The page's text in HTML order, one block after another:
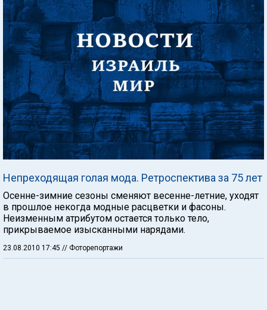
Непреходящая голая мода. Ретроспектива за 75 лет
Осенне-зимние сезоны сменяют весенне-летние, уходят
в прошлое некогда модные расцветки и фасоны.
Неизменным атрибутом остается только тело,
прикрываемое изысканными нарядами.
23.08.2010 17:45 // Фоторепортажи